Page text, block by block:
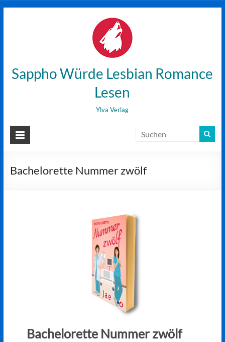
Sappho Würde Lesbian Romance
Lesen
Ylva Verlag
Bachelorette Nummer zwölf
Bachelorette Nummer zwölf